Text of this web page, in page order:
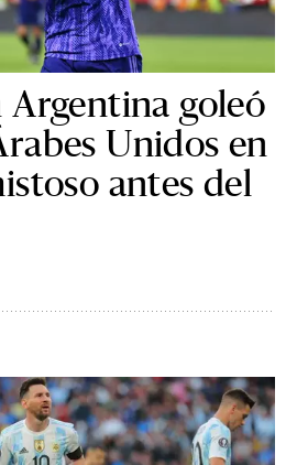
Argentina goleó
Unidos en
antes del